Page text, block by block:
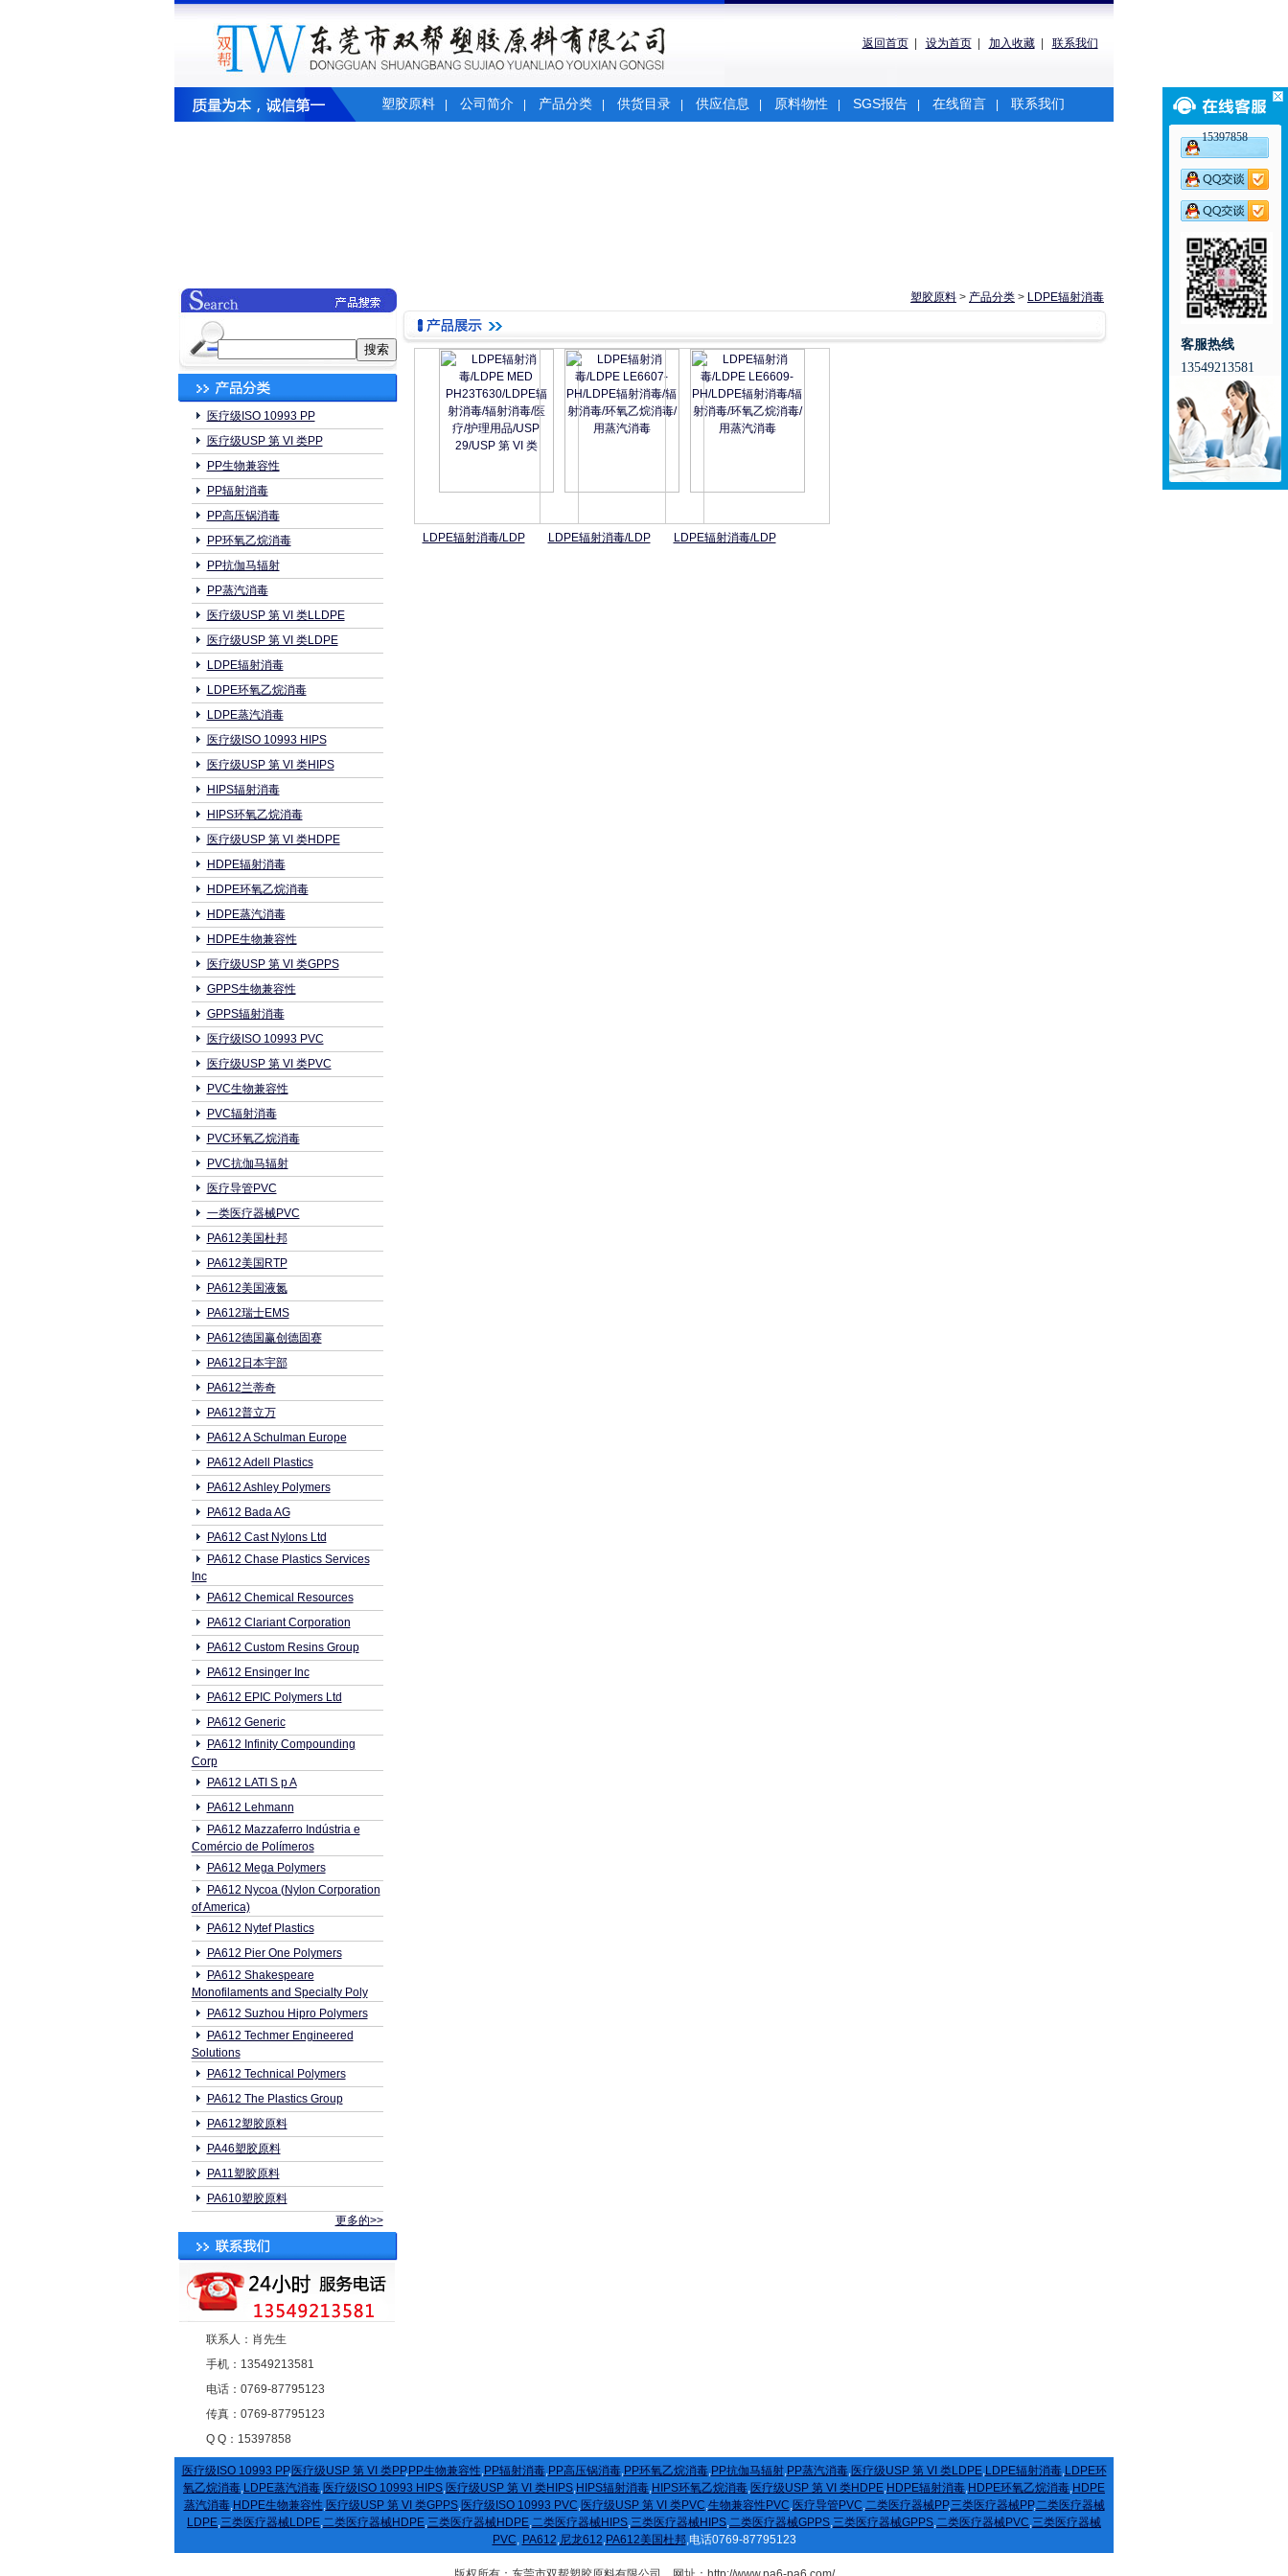
返回首页| 设为首页| 加入收藏| 联系我们
塑胶原料 公司简介 产品分类 供货目录 供应信息 原料物性 SGS报告 在线留言 联系我们
医疗级ISO 10993 PP
医疗级USP 第 VI 类PP
PP生物兼容性
PP辐射消毒
PP高压锅消毒
PP环氧乙烷消毒
PP抗伽马辐射
PP蒸汽消毒
医疗级USP 第 VI 类LLDPE
医疗级USP 第 VI 类LDPE
LDPE辐射消毒
LDPE环氧乙烷消毒
LDPE蒸汽消毒
医疗级ISO 10993 HIPS
医疗级USP 第 VI 类HIPS
HIPS辐射消毒
HIPS环氧乙烷消毒
医疗级USP 第 VI 类HDPE
HDPE辐射消毒
HDPE环氧乙烷消毒
HDPE蒸汽消毒
HDPE生物兼容性
医疗级USP 第 VI 类GPPS
GPPS生物兼容性
GPPS辐射消毒
医疗级ISO 10993 PVC
医疗级USP 第 VI 类PVC
PVC生物兼容性
PVC辐射消毒
PVC环氧乙烷消毒
PVC抗伽马辐射
医疗导管PVC
一类医疗器械PVC
PA612美国杜邦
PA612美国RTP
PA612美国液氮
PA612瑞士EMS
PA612德国赢创德固赛
PA612日本宇部
PA612兰蒂奇
PA612普立万
PA612 A Schulman Europe
PA612 Adell Plastics
PA612 Ashley Polymers
PA612 Bada AG
PA612 Cast Nylons Ltd
PA612 Chase Plastics Services
Inc
PA612 Chemical Resources
PA612 Clariant Corporation
PA612 Custom Resins Group
PA612 Ensinger Inc
PA612 EPIC Polymers Ltd
PA612 Generic
PA612 Infinity Compounding
Corp
PA612 LATI S p A
PA612 Lehmann
PA612 Mazzaferro Indústria e
Comércio de Polímeros
PA612 Mega Polymers
PA612 Nycoa (Nylon Corporation
of America)
PA612 Nytef Plastics
PA612 Pier One Polymers
PA612 Shakespeare
Monofilaments and Specialty Poly
PA612 Suzhou Hipro Polymers
PA612 Techmer Engineered
Solutions
PA612 Technical Polymers
PA612 The Plastics Group
PA612塑胶原料
PA46塑胶原料
PA11塑胶原料
PA610塑胶原料
更多的>>
联系人：肖先生
手机：13549213581
电话：0769-87795123
传真：0769-87795123
Q Q：15397858
塑胶原料 > 产品分类 > LDPE辐射消毒
LDPE辐射消毒/LDP LDPE辐射消毒/LDP LDPE辐射消毒/LDP
医疗级ISO 10993 PP,医疗级USP 第 VI 类PP,PP生物兼容性,PP辐射消毒,PP高压锅消毒,PP环氧乙烷消毒,PP抗伽马辐射,PP蒸汽消毒,医疗级USP 第 VI 类LDPE,LDPE辐射消毒,LDPE环
氧乙烷消毒,LDPE蒸汽消毒,医疗级ISO 10993 HIPS,医疗级USP 第 VI 类HIPS,HIPS辐射消毒,HIPS环氧乙烷消毒,医疗级USP 第 VI 类HDPE,HDPE辐射消毒,HDPE环氧乙烷消毒,HDPE
蒸汽消毒,HDPE生物兼容性,医疗级USP 第 VI 类GPPS,医疗级ISO 10993 PVC,医疗级USP 第 VI 类PVC,生物兼容性PVC,医疗导管PVC,二类医疗器械PP,三类医疗器械PP,二类医疗器械
LDPE,三类医疗器械LDPE,二类医疗器械HDPE,三类医疗器械HDPE,二类医疗器械HIPS,三类医疗器械HIPS,二类医疗器械GPPS,三类医疗器械GPPS,二类医疗器械PVC,三类医疗器械
PVC, PA612,尼龙612,PA612美国杜邦,电话0769-87795123
15397858
客服热线
13549213581